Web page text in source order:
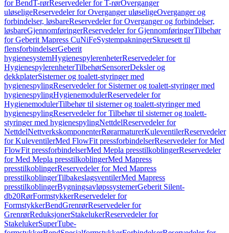
for BendT-rørReservedeler for T-rørOverganger
uløseligeReservedeler for Overganger uløseligeOverganger og
forbindelser, løsbareReservedeler for Overganger og forbindelser,
løsbareGjennomføringerReservedeler for GjennomføringerTilbehør
for Geberit Mapress CuNiFeSystempakningerSkruesett til
flensforbindelserGeberit
hygienesystemHygienespylerenheterReservedeler for
HygienespylerenheterTilbehørSensorerDeksler og
dekkplaterSisterner og toalett-styringer med
hygienespylingReservedeler for Sisterner og toalett-styringer med
hygienespylingHygienemodulerReservedeler for
HygienemodulerTilbehør til sisterner og toalett-styringer med
hygienespylingReservedeler for Tilbehør til sisterner og toalett-
styringer med hygienespylingNettdelReservedeler for
NettdelNettverkskomponenterRørarmaturerKuleventilerReservedeler
for KuleventilerMed FlowFit pressforbindelserReservedeler for Med
FlowFit pressforbindelserMed Mepla presstilkoblingerReservedeler
for Med Mepla presstilkoblingerMed Mapress
presstilkoblingerReservedeler for Med Mapress
presstilkoblingerTilbakeslagsventilerMed Mapress
presstilkoblingerBygningsavløpssystemerGeberit Silent-
db20RørFormstykkerReservedeler for
FormstykkerBendGrenrørReservedeler for
GrenrørReduksjonerStakelukerReservedeler for
StakelukerSuperTube-